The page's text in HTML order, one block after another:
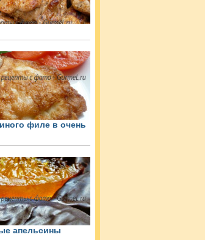
филе в очень
апельсины